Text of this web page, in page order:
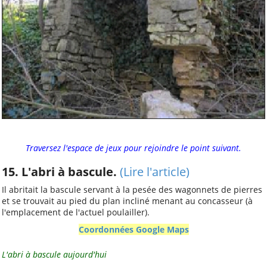
Traversez l'espace de jeux pour rejoindre le point suivant.
15. L'abri à bascule. (Lire l'article)
Il abritait la bascule servant à la pesée des wagonnets de pierres
et se trouvait au pied du plan incliné menant au concasseur (à
l'emplacement de l'actuel poulailler).
Coordonnées Google Maps
L'abri à bascule aujourd'hui